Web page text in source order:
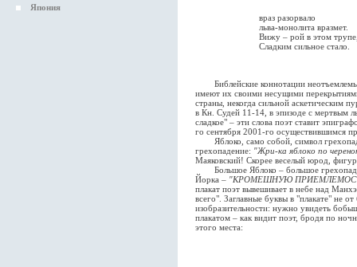
Япония
враз разорвало
льва-монолита вразмет.
Вижу – рой в этом
Сладким сильное стало.
Библейские коннотации неотъемлемы
имеют их своими несущими
страны, некогда сильной аскетическим
в Кн. Судей 11-14, в эпизоде с мертвым
сладкое" – эти слова поэт ставит
го сентября 2001-го осуществившимся
Яблоко, само собой, символ
грехопадение: "Жри-ка яблоко по
Маяковский! Скорее веселый юрод,
Большое Яблоко – большое
Йорка – "КРОМЕШНУЮ
плакат поэт вывешивает в небе над
всего". Заглавные буквы в "плакате" не
изобразительности: нужно увидеть
плакатом – как видит поэт, бродя по
этого места: